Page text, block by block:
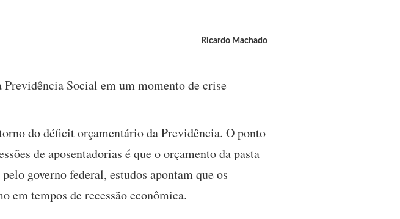
Ricardo Machado
Social em um momento de crise
do déficit orçamentário da Previdência. O ponto
de aposentadorias é que o orçamento da pasta
governo federal, estudos apontam que os
em tempos de recessão econômica.